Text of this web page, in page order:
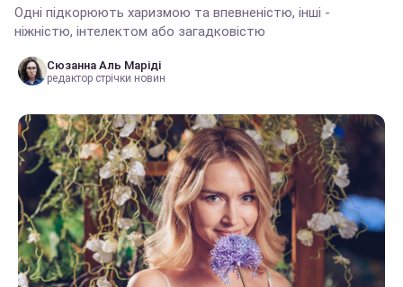
Одні підкорюють харизмою та впевненістю, інші -
ніжністю, інтелектом або загадковістю
Сюзанна Аль Маріді
редактор стрічки новин